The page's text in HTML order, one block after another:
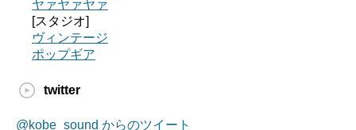
ヤァヤァヤァ
[スタジオ]
ヴィンテージ
ポップギア
twitter
@kobe_sound からのツイート